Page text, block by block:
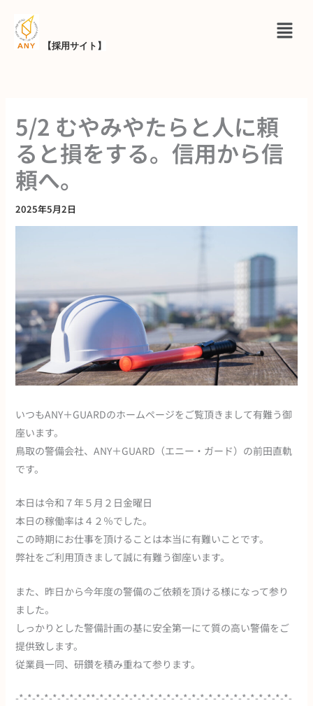
【採用サイト 】
メ
ニ
5/2 むやみやたらと人に頼
ると損をする。信用から信
頼へ。
2025年5月2日
いつもANY＋GUARDのホームページをご覧頂きまして有難う御
座います。
鳥取の警備会社、ANY＋GUARD（エニー・ガード）の前田直軌
です。
本日は令和７年５月２日金曜日
本日の稼働率は４２％でした。
この時期にお仕事を頂けることは本当に有難いことです。
弊社をご利用頂きまして誠に有難う御座います。
また、昨日から今年度の警備のご依頼を頂ける様になって参り
ました。
しっかりとした警備計画の基に安全第一にて質の高い警備をご
提供致します。
従業員一同、研鑽を積み重ねて参ります。
-*-*-*-*-*-*-*-*-**-*-*-*-*-*-*-*-*-*-*-*-*-*-*-*-*-*-*-*-*-*-*-*-